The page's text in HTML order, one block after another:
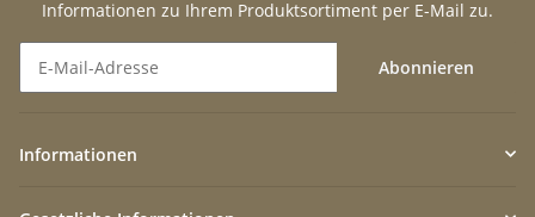
Informationen zu Ihrem Produktsortiment per E-Mail zu.
Abonnieren
Informationen